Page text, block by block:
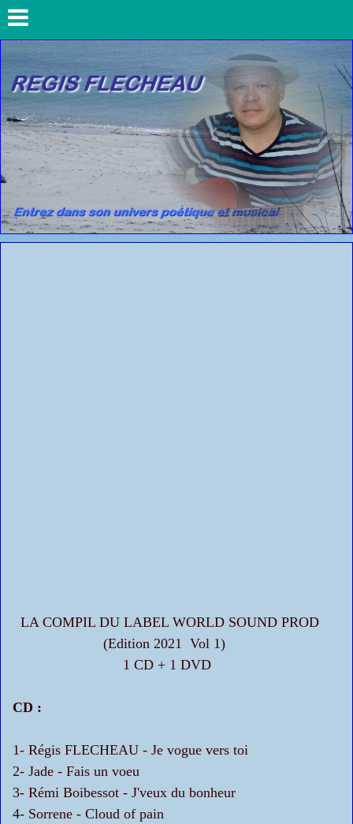
LA COMPIL DU LABEL WORLD SOUND PROD
(Edition 2021 Vol 1)
1 CD + 1 DVD
CD :
1- Régis FLECHEAU - Je vogue vers toi
2- Jade - Fais un voeu
3- Rémi Boibessot - J'veux du bonheur
4- Sorrene - Cloud of pain